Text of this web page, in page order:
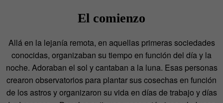
El comienzo
Allá en la lejanía remota, en aquellas primeras sociedades
conocidas, organizaban su tiempo en función del día y la
noche. Adoraban el sol y cantaban a la luna. Esas personas
crearon observatorios para plantar sus cosechas en función
de los astros y organizaron su vida en días de trabajo y días